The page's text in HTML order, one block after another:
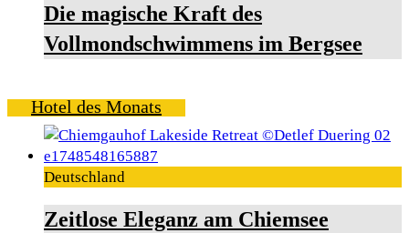
Die magische Kraft des
Vollmondschwimmens im Bergsee
Hotel des Monats
Deutschland
Zeitlose Eleganz am Chiemsee